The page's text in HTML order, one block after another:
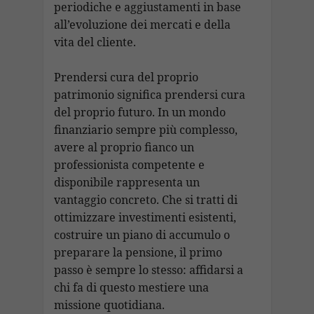
periodiche e aggiustamenti in base
all’evoluzione dei mercati e della
vita del cliente.
Prendersi cura del proprio
patrimonio significa prendersi cura
del proprio futuro. In un mondo
finanziario sempre più complesso,
avere al proprio fianco un
professionista competente e
disponibile rappresenta un
vantaggio concreto. Che si tratti di
ottimizzare investimenti esistenti,
costruire un piano di accumulo o
preparare la pensione, il primo
passo è sempre lo stesso: affidarsi a
chi fa di questo mestiere una
missione quotidiana.